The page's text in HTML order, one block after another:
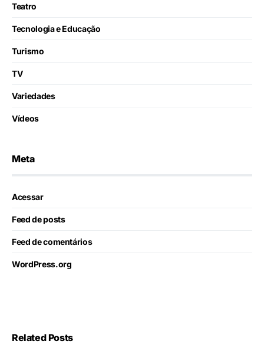
Teatro
Tecnologia e Educação
Turismo
TV
Variedades
Vídeos
Meta
Acessar
Feed de posts
Feed de comentários
WordPress.org
Related Posts